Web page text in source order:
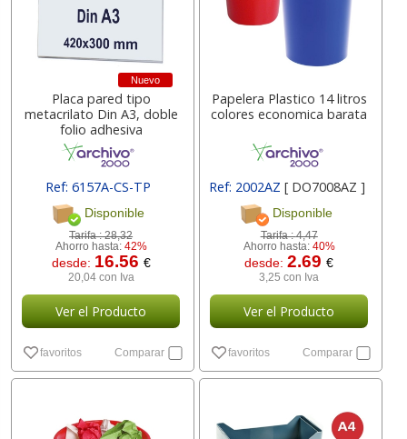
Nuevo
Placa pared tipo
metacrilato Din A3, doble
folio adhesiva
Ref: 6157A-CS-TP
[ 166395 ]
Disponible
Tarifa :28,32
Ahorro hasta: 42%
desde: 16.56 €
20,04 con Iva
Ver el Producto
favoritos Comparar
Papelera Plastico 14 litros
colores economica barata
Ref: 2002AZ [ DO7008AZ ]
Disponible
Tarifa :4,47
Ahorro hasta: 40%
desde:2.69€
3,25 con Iva
Ver el Producto
favoritos Comparar